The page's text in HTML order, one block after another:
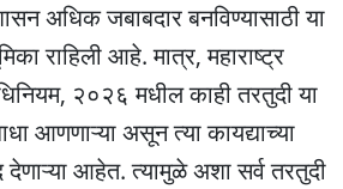
अधिक जबाबदार बनविण्यासाठी या
राहिली आहे. मात्र, महाराष्ट्र
२०२६ मधील काही तरतुदी या
आणणाऱ्या असून त्या कायद्याच्या
देणाऱ्या आहेत. त्यामुळे अशा सर्व तरतुदी